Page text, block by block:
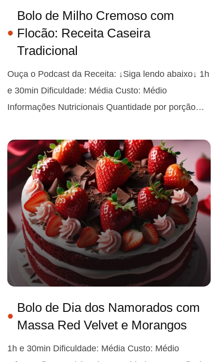
Bolo de Milho Cremoso com
Flocão: Receita Caseira
Tradicional
Ouça o Podcast da Receita: ↓Siga lendo abaixo↓ 1h
e 30min Dificuldade: Média Custo: Médio
Informações Nutricionais Quantidade por porção…
Bolo de Dia dos Namorados com
Massa Red Velvet e Morangos
1h e 30min Dificuldade: Média Custo: Médio